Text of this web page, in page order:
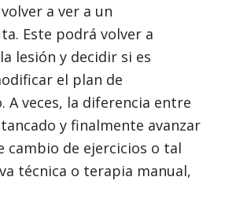
a ver a un
Este podrá volver a
lesión y decidir si es
el plan de
A veces, la diferencia entre
y finalmente avanzar
cambio de ejercicios o tal
técnica o terapia manual,